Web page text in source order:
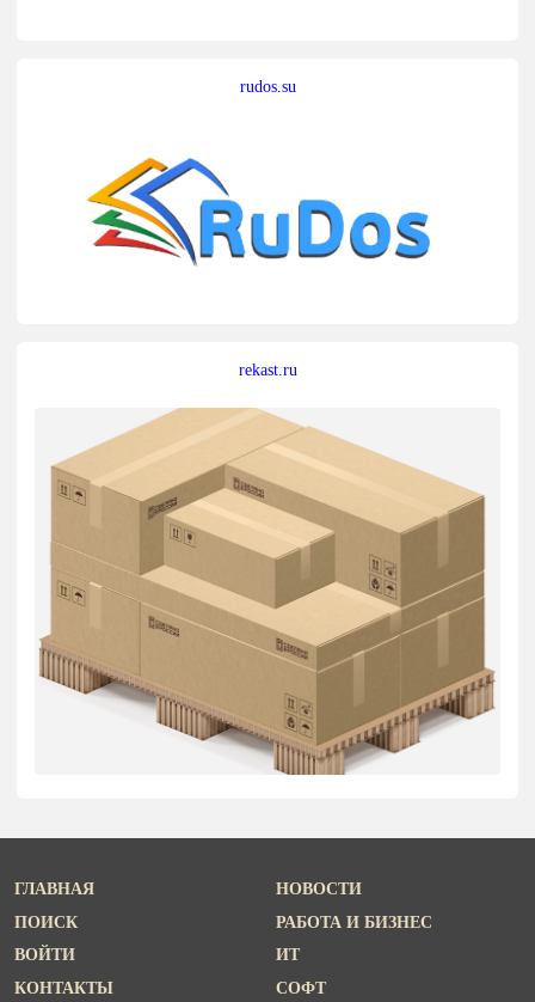
rudos.su
rekast.ru
ГЛАВНАЯ
ПОИСК
ВОЙТИ
КОНТАКТЫ
НОВОСТИ
РАБОТА И БИЗНЕС
ИТ
СОФТ